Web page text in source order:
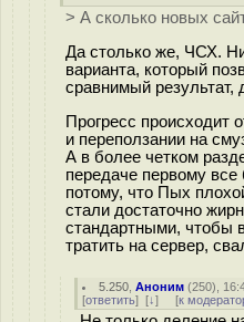
> А сколько новых
Да столько же, ЧСХ. Ни
варианта, который
сравнимый результат,
Прогресс происходит
и переползании на
А в более четком
передаче первому
потому, что Пых
стали достаточно
стандартными, чтобы
тратить на сервер,
5.250 ,Аноним (250),
[ответить] [↓] [к